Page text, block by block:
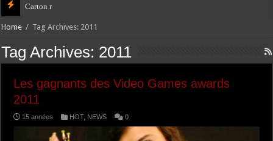
Carton rouge de la
Home / Tag Archives: 2011
Tag Archives: 2011
Les gagnants des Video Games awards
2011
15 années HOT, NEWS 0